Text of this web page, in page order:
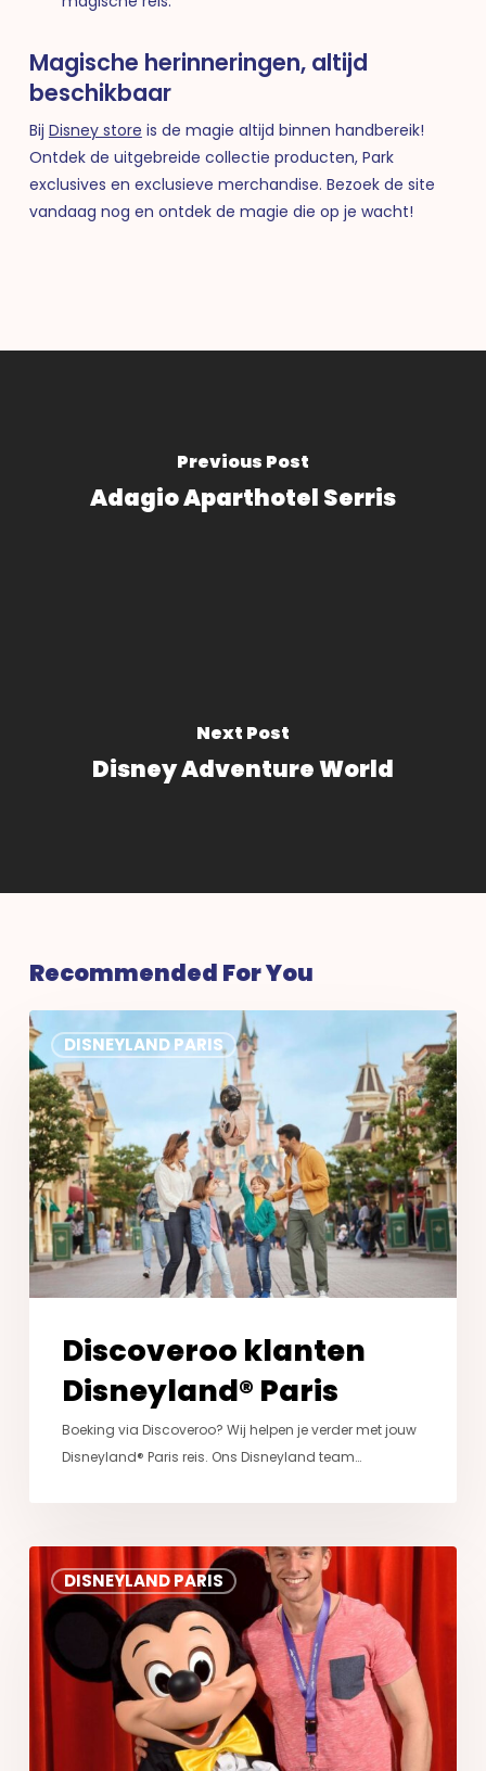
Magische herinneringen, altijd
beschikbaar
Bij Disney store is de magie altijd binnen handbereik!
Ontdek de uitgebreide collectie producten, Park
exclusives en exclusieve merchandise. Bezoek de site
vandaag nog en ontdek de magie die op je wacht!
Previous Post
Adagio Aparthotel Serris
Next Post
Disney Adventure World
Recommended For You
DISNEYLAND PARIS
Discoveroo
klanten
Disneyland®
Paris
Discoveroo klanten
Disneyland® Paris
Boeking via Discoveroo? Wij helpen je verder met jouw
Disneyland® Paris reis. Ons Disneyland team…
DISNEYLAND PARIS
Disneyland®
Paris
met
DiscoverTheMagic.nl